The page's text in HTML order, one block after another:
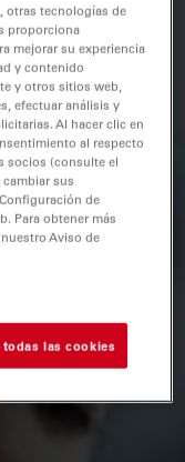
otras tecnologías de
proporciona
mejorar su experiencia
y contenido
y otros sitios web,
efectuar análisis y
Al hacer clic en
al respecto
socios (consulte el
sus
de
Para obtener más
Aviso de
las cookies